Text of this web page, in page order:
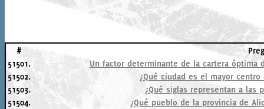
#
51501.
Un factor determinante de la cartera
51502.
¿Qué ciudad es el mayor
51503.
¿Qué siglas representan a las
51504.
¿Qué pueblo de la provincia de